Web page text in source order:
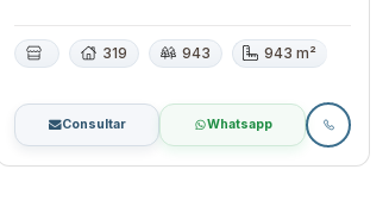
319 943 943 m²
Consultar Whatsapp